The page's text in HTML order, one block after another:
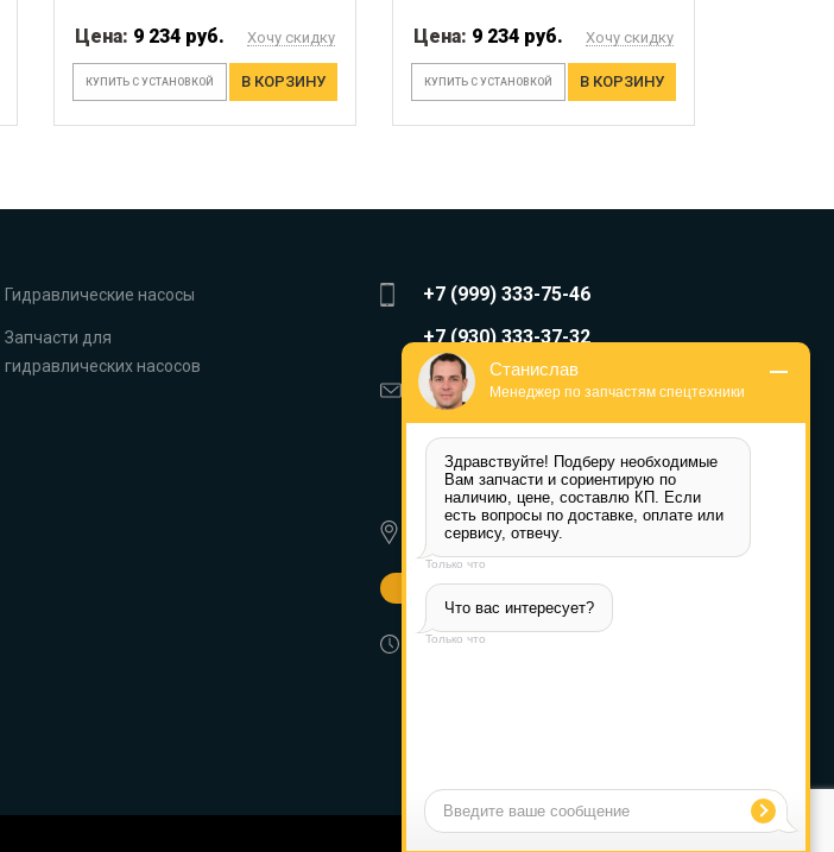
Цена: 9 234 руб. Хочу скидку
КУПИТЬ С УСТАНОВКОЙ В КОРЗИНУ
Цена: 9 234 руб. Хочу скидку
КУПИТЬ С УСТАНОВКОЙ В КОРЗИНУ
Гидравлические насосы
Запчасти для
гидравлических насосов
+7 (999) 333-75-46
+7 (930) 333-37-32
zakaz@reduktor40.ru
reductor-40@mail.ru
reduktora40@mail.ru
г. Санкт-Петербург, Профессора
Качалова д. 11 лит А
Другие города
Пн-Пт: 8:30-17:30 (МСК) Сб-Вс:
Сделано в
Станислав
Менеджер по запчастям спецтехники
Здравствуйте! Подберу необходимые
Вам запчасти и сориентирую по
наличию, цене, составлю КП. Если
есть вопросы по доставке, оплате или
сервису, отвечу.
Только что
Что вас интересует?
Только что